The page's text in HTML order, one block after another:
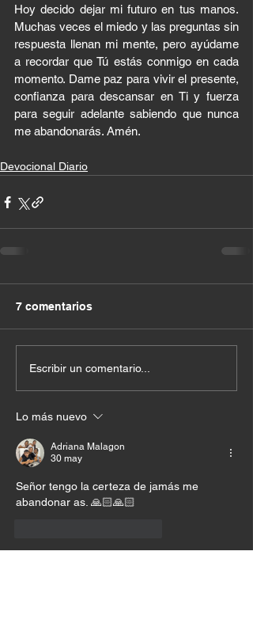
Hoy decido dejar mi futuro en tus manos.
Muchas veces el miedo y las preguntas sin
respuesta llenan mi mente, pero ayúdame
a recordar que Tú estás conmigo en cada
momento. Dame paz para vivir el presente,
confianza para descansar en Ti y fuerza
para seguir adelante sabiendo que nunca
me abandonarás. Amén.
Devocional Diario
7 comentarios
Escribir un comentario...
Lo más nuevo
Adriana Malagon
30 may
Señor tengo la certeza de jamás me
abandonar as. 🙏🏻🙏🏻